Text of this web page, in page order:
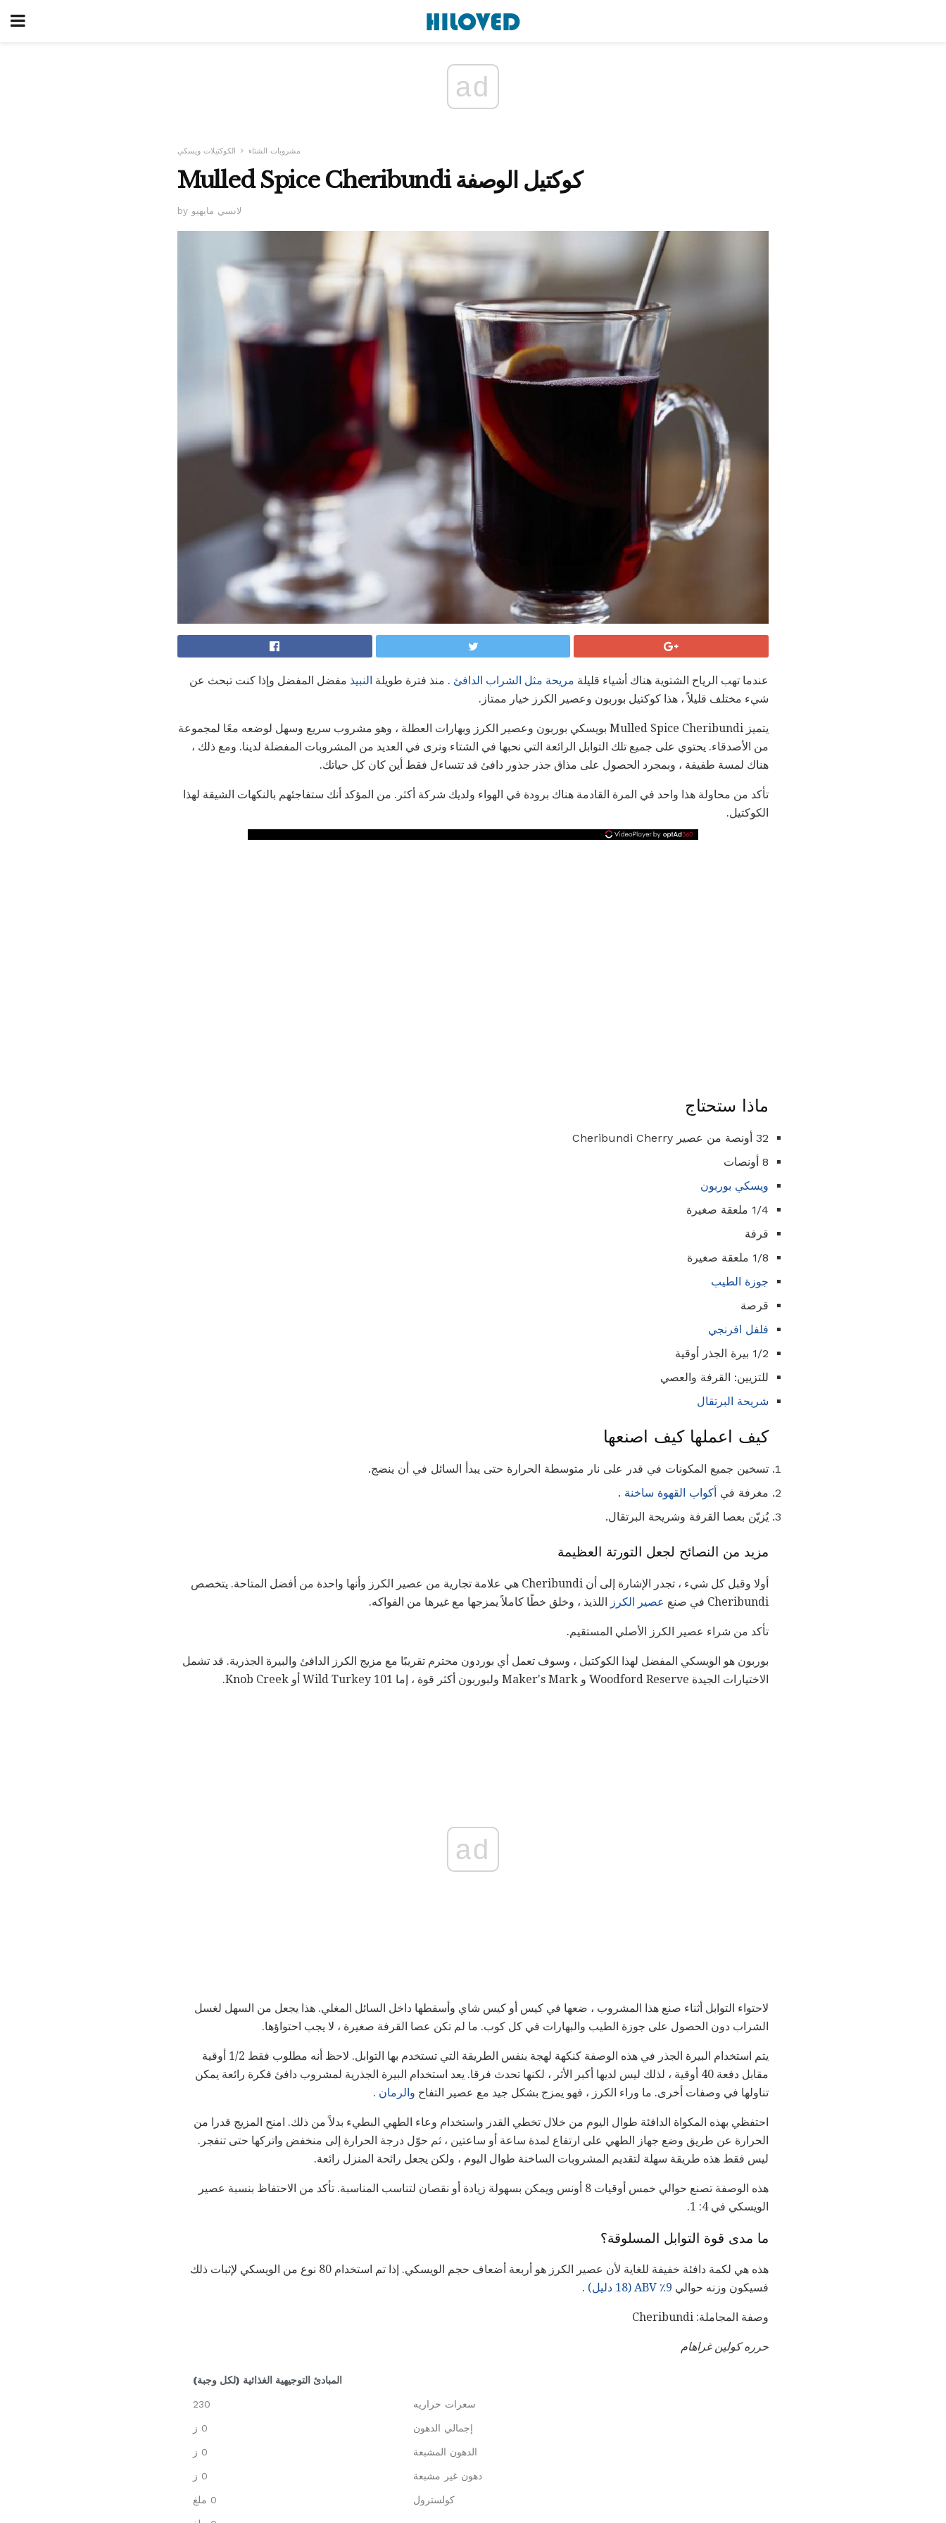
ad
مشروبات الشتاء الكوكتيلات ويسكي
Mulled Spice Cheribundi كوكتيل الوصفة
by لانسي مايهيو
عندما تهب الرياح الشتوية هناك أشياء قليلة مريحة مثل الشراب الدافئ . منذ فترة طويلة النبيذ مفضل المفضل وإذا كنت تبحث عن
شيء مختلف قليلاً ، هذا كوكتيل بوربون وعصير الكرز خيار ممتاز.
يتميز Mulled Spice Cheribundi بويسكي بوربون وعصير الكرز وبهارات العطلة ، وهو مشروب سريع وسهل لوضعه معًا لمجموعة
من الأصدقاء. يحتوي على جميع تلك التوابل الرائعة التي نحبها في الشتاء ونرى في العديد من المشروبات المفضلة لدينا. ومع ذلك ،
هناك لمسة طفيفة ، وبمجرد الحصول على مذاق جذر جذور دافئ قد تتساءل فقط أين كان كل حياتك.
تأكد من محاولة هذا واحد في المرة القادمة هناك برودة في الهواء ولديك شركة أكثر. من المؤكد أنك ستفاجئهم بالنكهات الشيقة لهذا
الكوكتيل.
ماذا ستحتاج
32 أونصة من عصير Cheribundi Cherry
8 أونصات
ويسكي بوربون
1/4 ملعقة صغيرة
قرفة
1/8 ملعقة صغيرة
جوزة الطيب
قرصة
فلفل افرنجي
1/2 بيرة الجذر أوقية
للتزيين: القرفة والعصي
شريحة البرتقال
كيف اعملها كيف اصنعها
تسخين جميع المكونات في قدر على نار متوسطة الحرارة حتى يبدأ السائل في أن ينضج.
مغرفة في أكواب القهوة ساخنة .
يُزيّن بعصا القرفة وشريحة البرتقال.
مزيد من النصائح لجعل التورتة العظيمة
أولا وقبل كل شيء ، تجدر الإشارة إلى أن Cheribundi هي علامة تجارية من عصير الكرز وأنها واحدة من أفضل المتاحة. يتخصص
Cheribundi في صنع
عصير الكرز اللذيذ ، وخلق خطًا كاملاً يمزجها مع غيرها من الفواكه.
تأكد من شراء عصير الكرز الأصلي المستقيم.
بوربون هو الويسكي المفضل لهذا الكوكتيل ، وسوف تعمل أي بوردون محترم تقريبًا مع مزيج الكرز الدافئ والبيرة الجذرية. قد تشمل
الاختيارات الجيدة Woodford Reserve و Maker's Mark ولبوربون أكثر قوة ، إما Wild Turkey 101 أو Knob Creek.
ad
لاحتواء التوابل أثناء صنع هذا المشروب ، ضعها في كيس أو كيس شاي وأسقطها داخل السائل المغلي. هذا يجعل من السهل لغسل
الشراب دون الحصول على جوزة الطيب والبهارات في كل كوب. ما لم تكن عصا القرفة صغيرة ، لا يجب احتواؤها.
يتم استخدام البيرة الجذر في هذه الوصفة كنكهة لهجة بنفس الطريقة التي تستخدم بها التوابل. لاحظ أنه مطلوب فقط 1/2 أوقية
مقابل دفعة 40 أوقية ، لذلك ليس لديها أكبر الأثر ، لكنها تحدث فرقا. يعد استخدام البيرة الجذرية لمشروب دافئ فكرة رائعة يمكن
تناولها في وصفات أخرى. ما وراء الكرز ، فهو يمزج بشكل جيد مع عصير التفاح والرمان .
احتفظي بهذه المكواة الدافئة طوال اليوم من خلال تخطي القدر واستخدام وعاء الطهي البطيء بدلاً من ذلك. امنح المزيج قدرا من
الحرارة عن طريق وضع جهاز الطهي على ارتفاع لمدة ساعة أو ساعتين ، ثم حوّل درجة الحرارة إلى منخفض واتركها حتى تنفجر.
ليس فقط هذه طريقة سهلة لتقديم المشروبات الساخنة طوال اليوم ، ولكن يجعل رائحة المنزل رائعة.
هذه الوصفة تصنع حوالي خمس أوقيات 8 أونس ويمكن بسهولة زيادة أو نقصان لتناسب المناسبة. تأكد من الاحتفاظ بنسبة عصير
الويسكي في 4: 1.
ما مدى قوة التوابل المسلوقة؟
هذه هي لكمة دافئة خفيفة للغاية لأن عصير الكرز هو أربعة أضعاف حجم الويسكي. إذا تم استخدام 80 نوع من الويسكي لإثبات ذلك
فسيكون وزنه حوالي 9٪ ABV (18 دليل) .
وصفة المجاملة: Cheribundi
حرره كولين غراهام
المبادئ التوجيهية الغذائية (لكل وجبة)
سعرات حراريه 230
إجمالي الدهون 0 ز
الدهون المشبعة 0 ز
دهون غير مشبعة 0 ز
كولسترول 0 ملغ